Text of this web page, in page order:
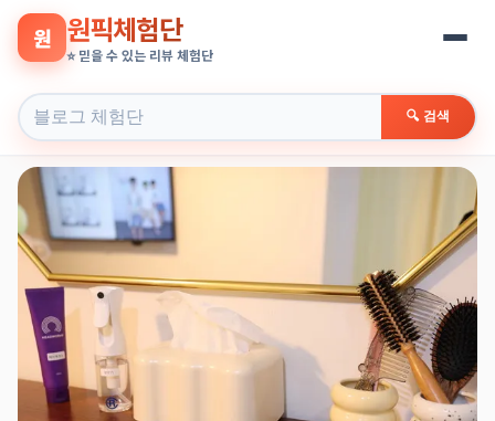
원 원픽체험단
⭐ 믿을 수 있는 리뷰 체험단
🔍 검색